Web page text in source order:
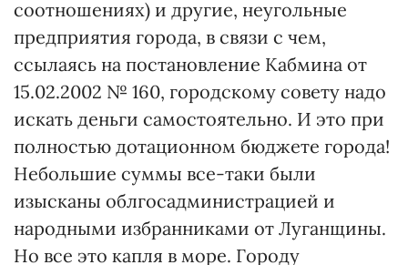
соотношениях) и другие, неугольные
предприятия города, в связи с чем,
ссылаясь на постановление Кабмина от
15.02.2002 № 160, городскому совету надо
искать деньги самостоятельно. И это при
полностью дотационном бюджете города!
Небольшие суммы все-таки были
изысканы облгосадминистрацией и
народными избранниками от Луганщины.
Но все это капля в море. Городу